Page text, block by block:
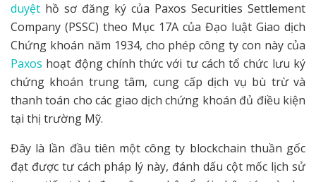
duyệt hồ sơ đăng ký của Paxos Securities Settlement
Company (PSSC) theo Mục 17A của Đạo luật Giao dịch
Chứng khoán năm 1934, cho phép công ty con này của
Paxos hoạt động chính thức với tư cách tổ chức lưu ký
chứng khoán trung tâm, cung cấp dịch vụ bù trừ và
thanh toán cho các giao dịch chứng khoán đủ điều kiện
tại thị trường Mỹ.
Đây là lần đầu tiên một công ty blockchain thuần gốc
đạt được tư cách pháp lý này, đánh dấu cột mốc lịch sử